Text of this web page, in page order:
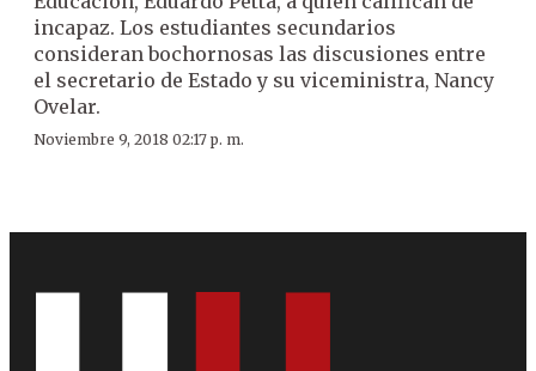
incapaz. Los estudiantes secundarios
consideran bochornosas las discusiones entre
el secretario de Estado y su viceministra, Nancy
Ovelar.
Noviembre 9, 2018 02:17 p. m.